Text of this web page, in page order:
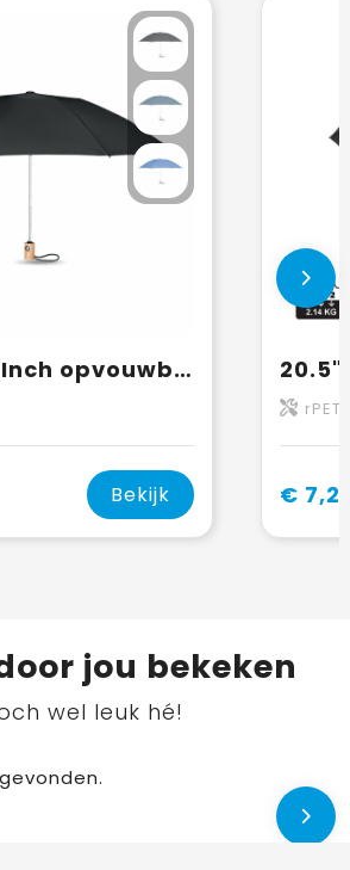
LEEDS - 23 Inch opvouwbare paraplu
Bekijk €
jou bekeken
wel leuk hé!